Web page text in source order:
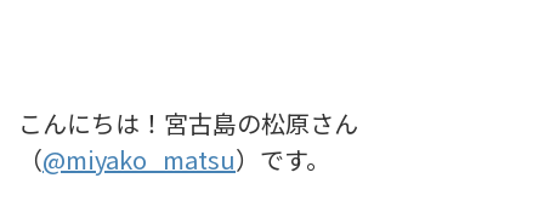
こんにちは！ 宮古島の松原さん
（@miyako_matsu）です。